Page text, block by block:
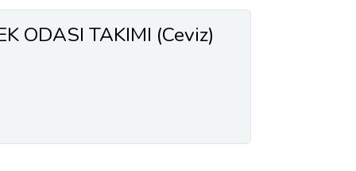
ODASI TAKIMI (Ceviz)